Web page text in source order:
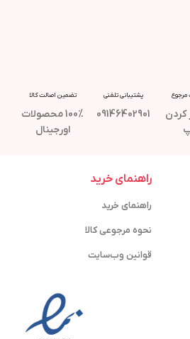
کردن
پشتیبانی تلفنی
09146402901
تضمین اصالت کالا
100% محصولات
اورجینال
راهنمای خرید
راهنمای خرید
نحوه مرجوعی کالا
قوانین وب‌سایت